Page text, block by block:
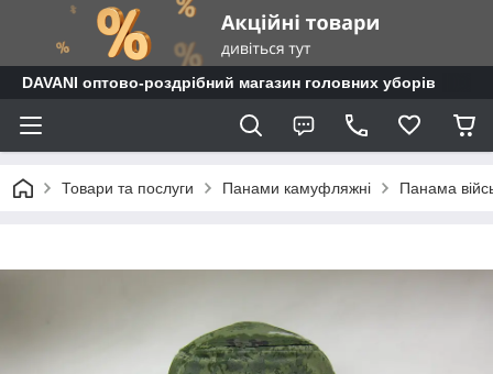
DAVANI оптово-роздрібний магазин головних уборів
Товари та послуги Панами камуфляжні Панама